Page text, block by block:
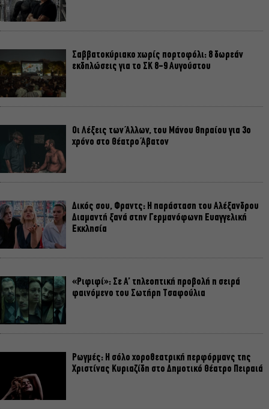
Σαββατοκύριακο χωρίς πορτοφόλι: 8 δωρεάν
εκδηλώσεις για το ΣΚ 8-9 Αυγούστου
Οι Λέξεις των Άλλων, του Μάνου Θηραίου για 3ο
χρόνο στο Θέατρο Άβατον
Δικός σου, Φραντς: Η παράσταση του Αλέξανδρου
Διαμαντή ξανά στην Γερμανόφωνη Ευαγγελική
Εκκλησία
«Ριφιφί»: Σε Α’ τηλεοπτική προβολή η σειρά
φαινόμενο του Σωτήρη Τσαφούλια
Ρωγμές: Η σόλο χοροθεατρική περφόρμανς της
Χριστίνας Κυριαζίδη στο Δημοτικό Θέατρο Πειραιά